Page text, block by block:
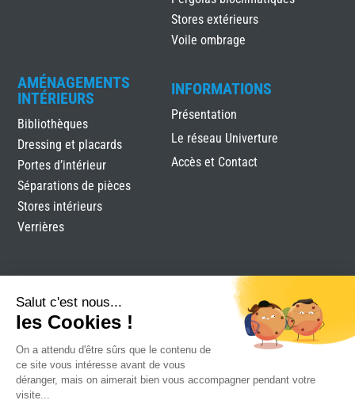
Stores extérieurs
Voile ombrage
AMÉNAGEMENTS
INTÉRIEURS
Bibliothèques
Dressing et placards
Portes d’intérieur
Séparations de pièces
Stores intérieurs
Verrières
INFORMATIONS
Présentation
Le réseau Univerture
Accès et Contact
Labels Menuiserie Royan|Mentions légales
site|Réalisation Attraptemps
Salut c'est nous...
les Cookies !
On a attendu d'être sûrs que le contenu de
ce site vous intéresse avant de vous
déranger, mais on aimerait bien vous accompagner pendant votre
visite...